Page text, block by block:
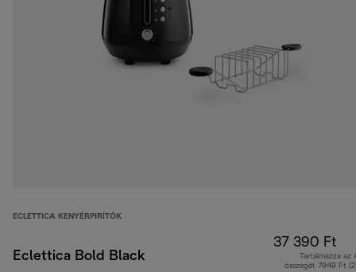
ECLETTICA KENYÉRPIRÍTÓK
Eclettica Bold Black
37 390 Ft
Tartalmazza az
összegét 7949 Ft